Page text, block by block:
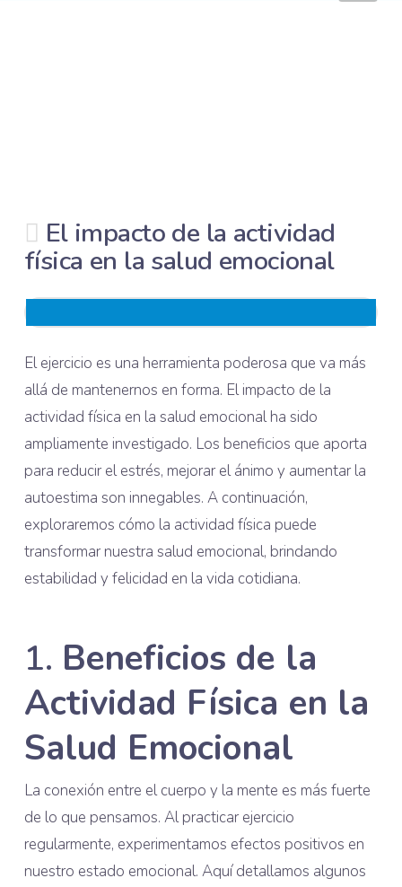
El impacto de la actividad
física en la salud emocional
El ejercicio es una herramienta poderosa que va más
allá de mantenernos en forma. El impacto de la
actividad física en la salud emocional ha sido
ampliamente investigado. Los beneficios que aporta
para reducir el estrés, mejorar el ánimo y aumentar la
autoestima son innegables. A continuación,
exploraremos cómo la actividad física puede
transformar nuestra salud emocional, brindando
estabilidad y felicidad en la vida cotidiana.
1. Beneficios de la
Actividad Física en la
Salud Emocional
La conexión entre el cuerpo y la mente es más fuerte
de lo que pensamos. Al practicar ejercicio
regularmente, experimentamos efectos positivos en
nuestro estado emocional. Aquí detallamos algunos